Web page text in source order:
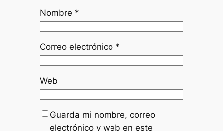
Nombre *
Correo electrónico *
Web
Guarda mi nombre, correo
electrónico y web en este